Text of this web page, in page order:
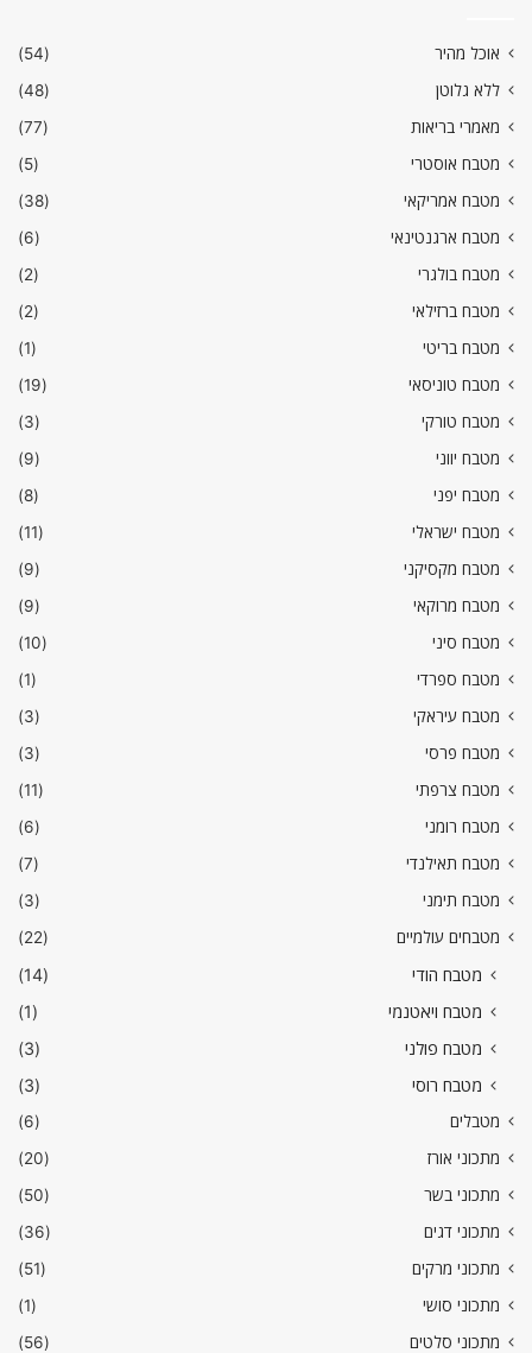
אוכל מהיר
(54)
ללא גלוטן
(48)
מאמרי בריאות
(77)
מטבח אוסטרי
(5)
מטבח אמריקאי
(38)
מטבח ארגנטינאי
(6)
מטבח בולגרי
(2)
מטבח ברזילאי
(2)
מטבח בריטי
(1)
מטבח טוניסאי
(19)
מטבח טורקי
(3)
מטבח יווני
(9)
מטבח יפני
(8)
מטבח ישראלי
(11)
מטבח מקסיקני
(9)
מטבח מרוקאי
(9)
מטבח סיני
(10)
מטבח ספרדי
(1)
מטבח עיראקי
(3)
מטבח פרסי
(3)
מטבח צרפתי
(11)
מטבח רומני
(6)
מטבח תאילנדי
(7)
מטבח תימני
(3)
מטבחים עולמיים
(22)
מטבח הודי
(14)
מטבח ויאטנמי
(1)
מטבח פולני
(3)
מטבח רוסי
(3)
מטבלים
(6)
מתכוני אורז
(20)
מתכוני בשר
(50)
מתכוני דגים
(36)
מתכוני מרקים
(51)
מתכוני סושי
(1)
מתכוני סלטים
(56)